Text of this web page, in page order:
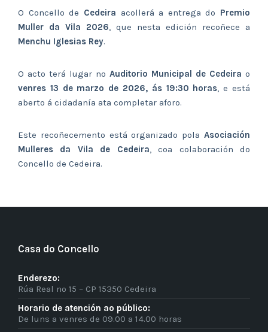
O Concello de Cedeira acollerá a entrega do Premio
Muller da Vila 2026, que nesta edición recoñece a
Menchu Iglesias Rey.
O acto terá lugar no Auditorio Municipal de Cedeira o
venres 13 de marzo de 2026, ás 19:30 horas, e está
aberto á cidadanía ata completar aforo.
Este recoñecemento está organizado pola Asociación
Mulleres da Vila de Cedeira, coa colaboración do
Concello de Cedeira.
Casa do Concello
Enderezo:
Rúa Real nº 15 – CP 15350 Cedeira
Horario de atención ao público:
De luns a venres de 09.00 a 14.00 horas